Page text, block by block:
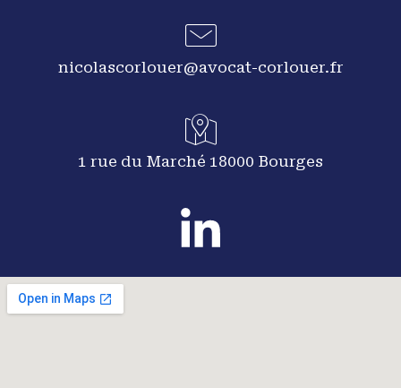
nicolascorlouer@avocat-corlouer.fr
1 rue du Marché 18000 Bourges